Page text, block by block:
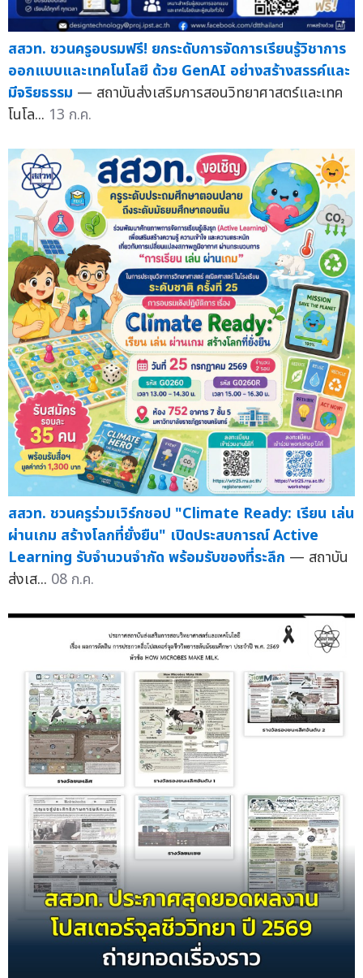
สสวท. ชวนครูอบรมฟรี! ยกระดับการจัดการเรียนรู้วิชาการ
ออกแบบและเทคโนโลยี ด้วย GenAI อย่างสร้างสรรค์และ
มีจริยธรรม — สถาบันส่งเสริมการสอนวิทยาศาสตร์และเทค
โนโล... 13 ก.ค.
สสวท. ชวนครูร่วมเวิร์กชอป "Climate Ready: เรียน เล่น
ผ่านเกม สร้างโลกที่ยั่งยืน" เปิดประสบการณ์ Active
Learning รับจำนวนจำกัด พร้อมรับของที่ระลึก — สถาบัน
ส่งเส... 08 ก.ค.